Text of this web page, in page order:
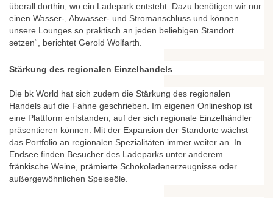
überall dorthin, wo ein Ladepark entsteht. Dazu benötigen wir nur
einen Wasser-, Abwasser- und Stromanschluss und können
unsere Lounges so praktisch an jeden beliebigen Standort
setzen“, berichtet Gerold Wolfarth.
Stärkung des regionalen Einzelhandels
Die bk World hat sich zudem die Stärkung des regionalen
Handels auf die Fahne geschrieben. Im eigenen Onlineshop ist
eine Plattform entstanden, auf der sich regionale Einzelhändler
präsentieren können. Mit der Expansion der Standorte wächst
das Portfolio an regionalen Spezialitäten immer weiter an. In
Endsee finden Besucher des Ladeparks unter anderem
fränkische Weine, prämierte Schokoladenerzeugnisse oder
außergewöhnlichen Speiseöle.